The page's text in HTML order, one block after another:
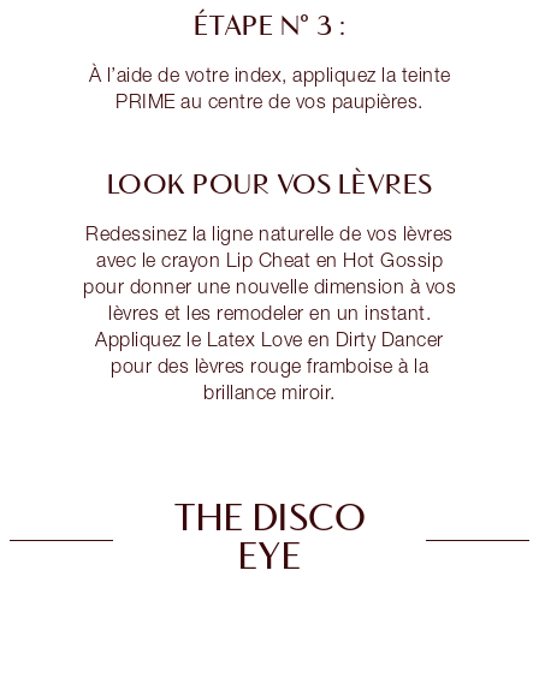
ÉTAPE N° 3 :
À l’aide de votre index, appliquez la teinte
PRIME au centre de vos paupières.
LOOK POUR VOS LÈVRES
Redessinez la ligne naturelle de vos lèvres
avec le crayon Lip Cheat en Hot Gossip
pour donner une nouvelle dimension à vos
lèvres et les remodeler en un instant.
Appliquez le Latex Love en Dirty Dancer
pour des lèvres rouge framboise à la
brillance miroir.
THE DISCO
EYE